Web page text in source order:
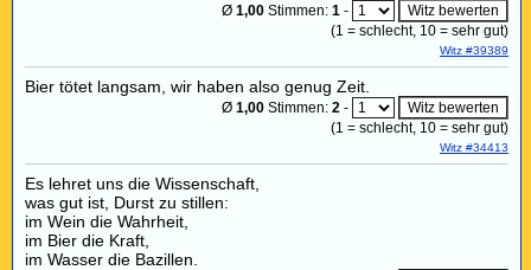
Ø 1,00 Stimmen: 1 -
(1 = schlecht, 10 = sehr gut)
Witz #39389
Bier tötet langsam, wir haben also genug Zeit.
Ø 1,00 Stimmen: 2 -
(1 = schlecht, 10 = sehr gut)
Witz #34413
Es lehret uns die Wissenschaft,
was gut ist, Durst zu stillen:
im Wein die Wahrheit,
im Bier die Kraft,
im Wasser die Bazillen.